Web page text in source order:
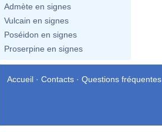
Admète en signes
Vulcain en signes
Poséidon en signes
Proserpine en signes
Accueil · Contacts · Questions fréquentes